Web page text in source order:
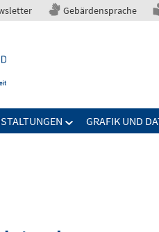
Gebärdensprache
GRAFIK UND